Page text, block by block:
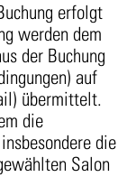
erfolgt
werden dem
der Buchung
auf
übermittelt.
die
die
Salon